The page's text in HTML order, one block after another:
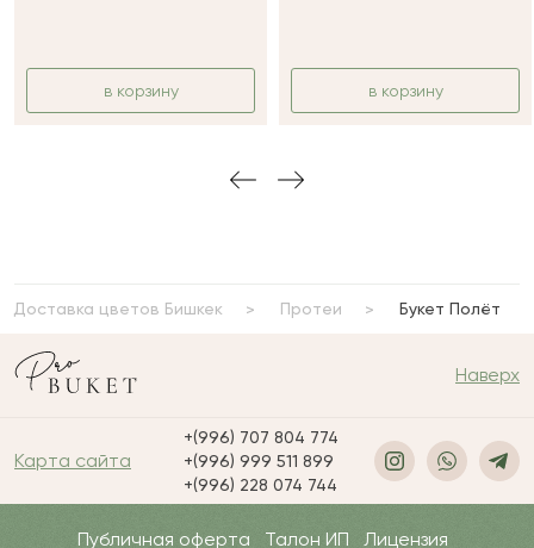
в корзину в корзину
Доставка цветов Бишкек Протеи Букет Полёт
Наверх
Карта сайта
+(996) 707 804 774
+(996) 999 511 899
+(996) 228 074 744
Публичная оферта Талон ИП Лицензия